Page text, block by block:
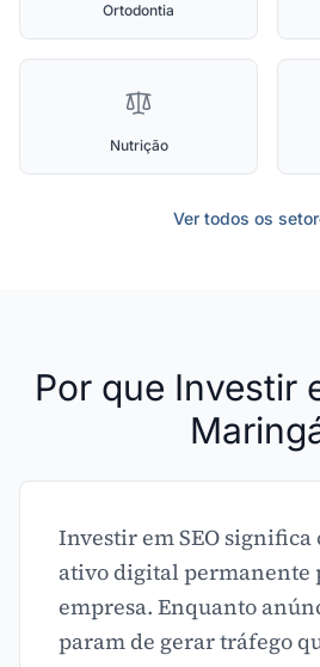
Ortodontia
Nutrição
Ver todos os
Por que Investir
Investir em SEO
ativo digital permanente
empresa. Enquanto
param de gerar tráfego